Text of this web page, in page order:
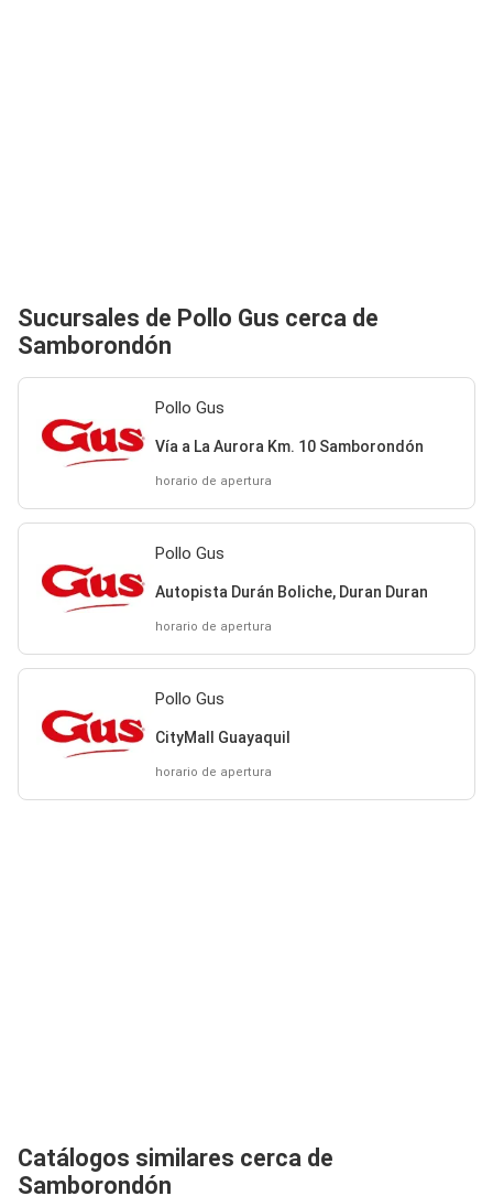
Sucursales de Pollo Gus cerca de
Samborondón
Pollo Gus
Vía a La Aurora Km. 10 Samborondón
horario de apertura
Pollo Gus
Autopista Durán Boliche, Duran Duran
horario de apertura
Pollo Gus
CityMall Guayaquil
horario de apertura
Catálogos similares cerca de
Samborondón